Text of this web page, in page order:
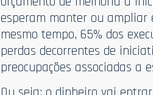
esperam manter ou ampliar
mesmo tempo, 65% dos
perdas decorrentes de
preocupações associadas a